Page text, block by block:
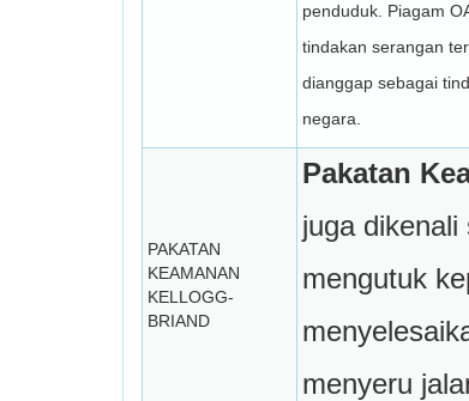
penduduk. Piagam
tindakan serangan
dianggap sebagai
negara.
PAKATAN
KEAMANAN
KELLOGG-
BRIAND
Pakatan
juga dikenali
mengutuk
menyeru